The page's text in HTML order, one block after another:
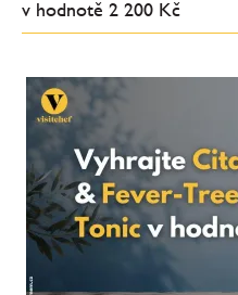
v hodnotě 2 200 Kč